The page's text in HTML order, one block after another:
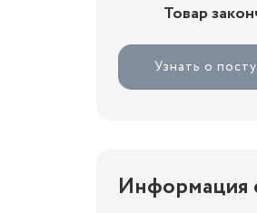
Товар
Узнать о
Информация